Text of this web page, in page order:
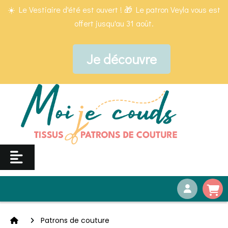
☀️ Le Vestiaire d'été est ouvert ! 🎁 Le patron Veyla vous est
offert jusqu'au 31 août.
Je découvre
Patrons de couture